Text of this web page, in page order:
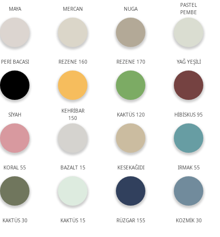
MAYA MERCAN NUGA
PASTEL
PEMBE
PERİ BACASI REZENE 160 REZENE 170 YAĞ YEŞİLİ
SİYAH
KEHRİBAR
150
KAKTÜS 120 HİBİSKUS 95
KORAL 55 BAZALT 15 KESEKAĞIDI IRMAK 55
KAKTÜS 30 KAKTÜS 15 RÜZGAR 155 KOZMİK 30